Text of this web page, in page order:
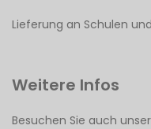
Lieferung an Schulen
Weitere Infos
Besuchen Sie auch